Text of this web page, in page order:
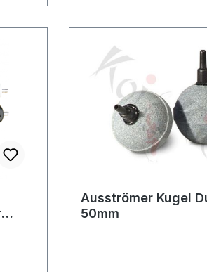
zu vermeiden.
Ausströmer Kugel
50mm